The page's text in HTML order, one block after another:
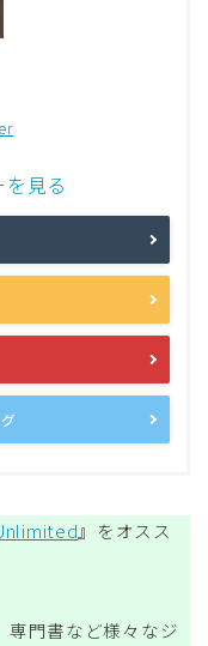
見る
』をオスス
専門書など様々なジ